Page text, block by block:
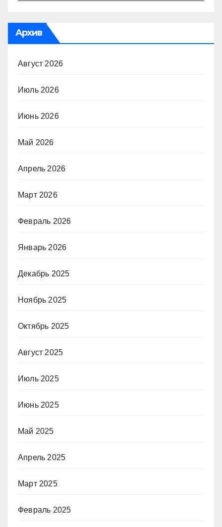
Архив
Август 2026
Июль 2026
Июнь 2026
Май 2026
Апрель 2026
Март 2026
Февраль 2026
Январь 2026
Декабрь 2025
Ноябрь 2025
Октябрь 2025
Август 2025
Июль 2025
Июнь 2025
Май 2025
Апрель 2025
Март 2025
Февраль 2025